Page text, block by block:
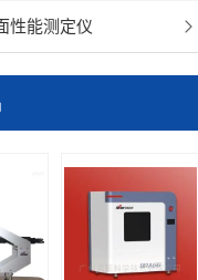
性能测定仪